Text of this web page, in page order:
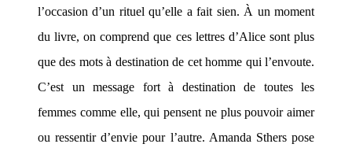
l’occasion d’un rituel qu’elle a fait sien. À un moment
du livre, on comprend que ces lettres d’Alice sont plus
que des mots à destination de cet homme qui l’envoute.
C’est un message fort à destination de toutes les
femmes comme elle, qui pensent ne plus pouvoir aimer
ou ressentir d’envie pour l’autre. Amanda Sthers pose